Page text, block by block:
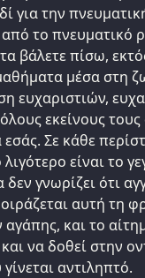
για την
το πνευματικό
βάλετε πίσω,
μέσα στη
ευχαριστιών,
εκείνους
εσάς. Σε κάθε
είναι το
γνωρίζει ότι
αυτή τη
και το
να δοθεί στην
αντιληπτό.